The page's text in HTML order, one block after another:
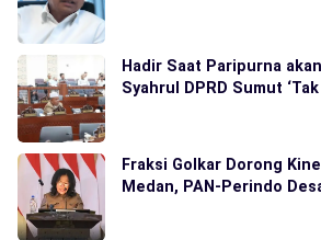
Hadir Saat Paripurna
Syahrul DPRD Sumut
Fraksi Golkar Dorong
Medan, PAN-Perindo